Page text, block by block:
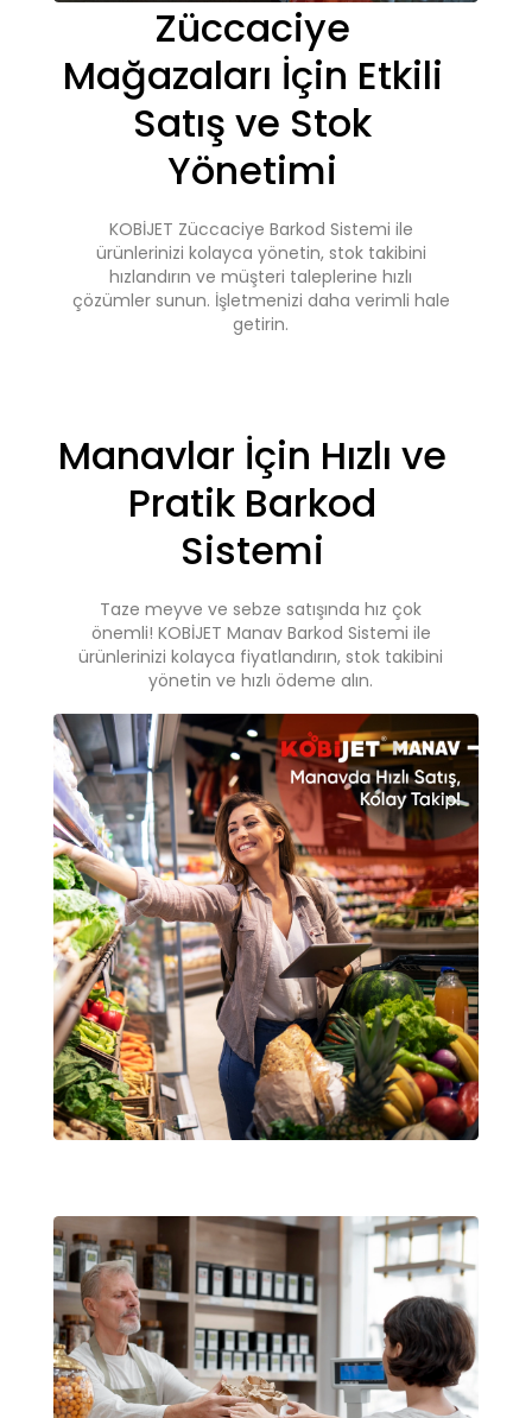
Züccaciye
Mağazaları İçin Etkili
Satış ve Stok
Yönetimi
KOBİJET Züccaciye Barkod Sistemi ile
ürünlerinizi kolayca yönetin, stok takibini
hızlandırın ve müşteri taleplerine hızlı
çözümler sunun. İşletmenizi daha verimli hale
getirin.
Manavlar İçin Hızlı ve
Pratik Barkod
Sistemi
Taze meyve ve sebze satışında hız çok
önemli! KOBİJET Manav Barkod Sistemi ile
ürünlerinizi kolayca fiyatlandırın, stok takibini
yönetin ve hızlı ödeme alın.